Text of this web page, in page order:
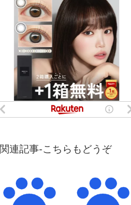
関連記事-こちらもどうぞ